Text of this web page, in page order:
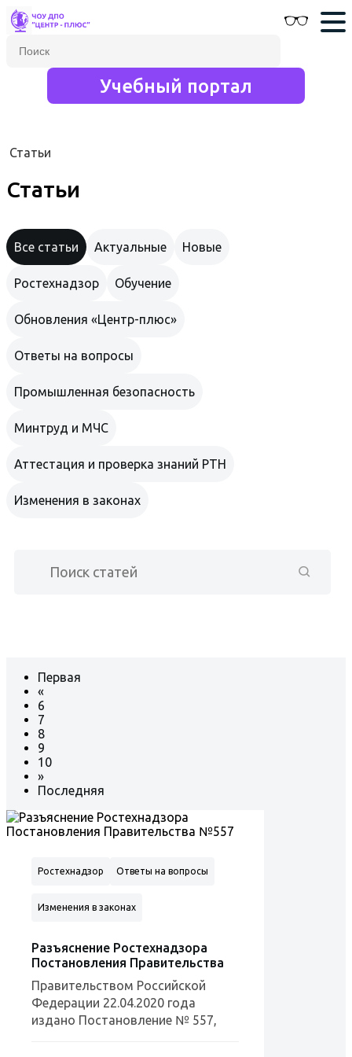
Учебный портал
Статьи
Статьи
Все статьи Актуальные Новые
Ростехнадзор Обучение
Обновления «Центр-плюс»
Ответы на вопросы
Промышленная безопасность
Минтруд и МЧС
Аттестация и проверка знаний РТН
Изменения в законах
Первая
«
6
7
8
9
10
»
Последняя
Ростехнадзор Ответы на вопросы
Изменения в законах
Разъяснение Ростехнадзора
Постановления Правительства
Правительством Российской
Федерации 22.04.2020 года
издано Постановление № 557,